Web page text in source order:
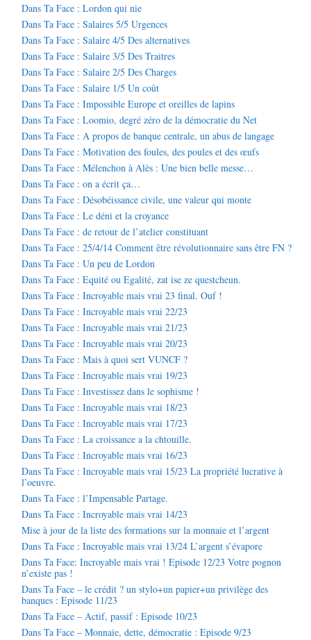
Dans Ta Face : Lordon qui nie
Dans Ta Face : Salaires 5/5 Urgences
Dans Ta Face : Salaire 4/5 Des alternatives
Dans Ta Face : Salaire 3/5 Des Traitres
Dans Ta Face : Salaire 2/5 Des Charges
Dans Ta Face : Salaire 1/5 Un coût
Dans Ta Face : Impossible Europe et oreilles de lapins
Dans Ta Face : Loomio, degré zéro de la démocratie du Net
Dans Ta Face : A propos de banque centrale, un abus de langage
Dans Ta Face : Motivation des foules, des poules et des œufs
Dans Ta Face : Mélenchon à Alès : Une bien belle messe…
Dans Ta Face : on a écrit ça…
Dans Ta Face : Désobéissance civile, une valeur qui monte
Dans Ta Face : Le déni et la croyance
Dans Ta Face : de retour de l’atelier constituant
Dans Ta Face : 25/4/14 Comment être révolutionnaire sans être FN ?
Dans Ta Face : Un peu de Lordon
Dans Ta Face : Equité ou Egalité, zat ise ze questcheun.
Dans Ta Face : Incroyable mais vrai 23 final. Ouf !
Dans Ta Face : Incroyable mais vrai 22/23
Dans Ta Face : Incroyable mais vrai 21/23
Dans Ta Face : Incroyable mais vrai 20/23
Dans Ta Face : Mais à quoi sert VUNCF ?
Dans Ta Face : Incroyable mais vrai 19/23
Dans Ta Face : Investissez dans le sophisme !
Dans Ta Face : Incroyable mais vrai 18/23
Dans Ta Face : Incroyable mais vrai 17/23
Dans Ta Face : La croissance a la chtouille.
Dans Ta Face : Incroyable mais vrai 16/23
Dans Ta Face : Incroyable mais vrai 15/23 La propriété lucrative à
l’oeuvre.
Dans Ta Face : l’Impensable Partage.
Dans Ta Face : Incroyable mais vrai 14/23
Mise à jour de la liste des formations sur la monnaie et l’argent
Dans Ta Face : Incroyable mais vrai 13/24 L’argent s’évapore
Dans Ta Face: Incroyable mais vrai ! Episode 12/23 Votre pognon
n’existe pas !
Dans Ta Face – le crédit ? un stylo+un papier+un privilège des
banques : Episode 11/23
Dans Ta Face – Actif, passif : Episode 10/23
Dans Ta Face – Monnaie, dette, démocratie : Episode 9/23